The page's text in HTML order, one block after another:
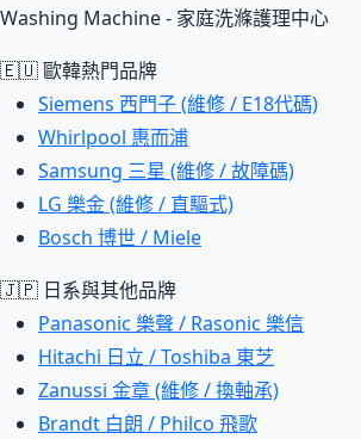
Washing Machine - 家庭洗滌護理中心
🇪🇺 歐韓熱門品牌
Siemens 西門子 (維修 / E18代碼)
Whirlpool 惠而浦
Samsung 三星 (維修 / 故障碼)
LG 樂金 (維修 / 直驅式)
Bosch 博世 / Miele
🇯🇵 日系與其他品牌
Panasonic 樂聲 / Rasonic 樂信
Hitachi 日立 / Toshiba 東芝
Zanussi 金章 (維修 / 換軸承)
Brandt 白朗 / Philco 飛歌